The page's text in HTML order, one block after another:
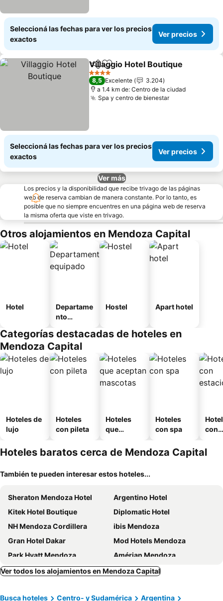
Seleccioná las fechas para ver los precios
exactos
Ver precios
CompartirAñadir a favoritos
Villaggio Hotel Boutique
4 Estrellas
8,5 Excelente
3.204
a 1.4 km de: Centro de la ciudad
Spa y centro de bienestarVer precios
Seleccioná las fechas para ver los precios
exactos
Ver precios
Ver más
Los precios y la disponibilidad que recibe trivago de las páginas
web de reserva cambian de manera constante. Por lo tanto, es
posible que no siempre encuentres en una página web de reserva
la misma oferta que viste en trivago.
Otros alojamientos en Mendoza Capital
Hotel
Departame
nto
Hostel Apart hotel
Categorías destacadas de hoteles en
Mendoza Capital
Hoteles de
lujo
Hoteles
con pileta
Hoteles
que
mascotas
Hoteles
con spa
con
Hoteles baratos cerca de Mendoza Capital
También te pueden interesar estos hoteles...
Sheraton Mendoza Hotel
Argentino Hotel
Kitek Hotel Boutique
Diplomatic Hotel
NH Mendoza Cordillera
ibis Mendoza
Gran Hotel Dakar
Mod Hotels Mendoza
Park Hyatt Mendoza
Amérian Mendoza
Hathor Hotels Mendoza
Dakar Hotel
Agua del Corral Hotel & Spa
Hotel Dalai
Ver todos los alojamientos en Mendoza Capital
Busca hoteles Centro- y Sudamérica
Argentina